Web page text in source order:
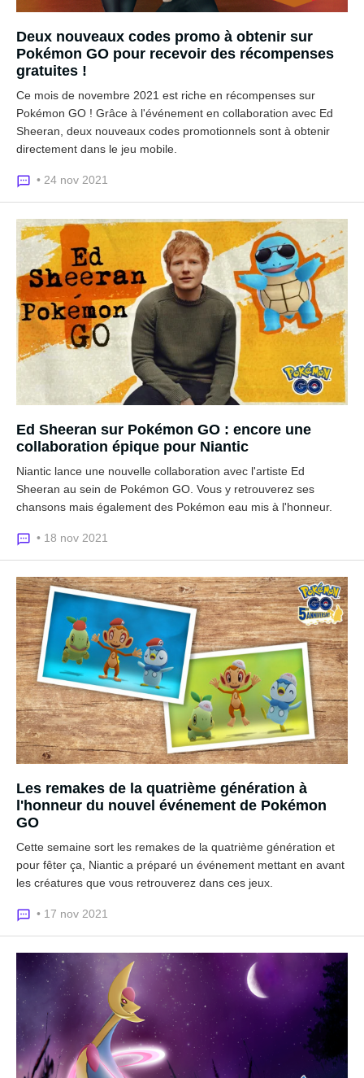
Deux nouveaux codes promo à obtenir sur
Pokémon GO pour recevoir des récompenses
gratuites !
Ce mois de novembre 2021 est riche en récompenses sur
Pokémon GO ! Grâce à l'événement en collaboration avec Ed
Sheeran, deux nouveaux codes promotionnels sont à obtenir
directement dans le jeu mobile.
• 24 nov 2021
Ed Sheeran sur Pokémon GO : encore une
collaboration épique pour Niantic
Niantic lance une nouvelle collaboration avec l'artiste Ed
Sheeran au sein de Pokémon GO. Vous y retrouverez ses
chansons mais également des Pokémon eau mis à l'honneur.
• 18 nov 2021
Les remakes de la quatrième génération à
l'honneur du nouvel événement de Pokémon
GO
Cette semaine sort les remakes de la quatrième génération et
pour fêter ça, Niantic a préparé un événement mettant en avant
les créatures que vous retrouverez dans ces jeux.
• 17 nov 2021